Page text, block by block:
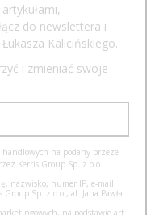
do newslettera i
Łukasza Kalicińskiego.
i zmieniać swoje
na podany przeze
Kerris Group Sp. z o.o.
nazwisko, numer IP, e-mail.
Sp. z o.o., al. Jana Pawła
na podstawie art.